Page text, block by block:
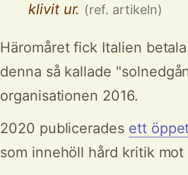
klivit ur. (ref. artikeln)
Häromåret fick Italien
denna så kallade
organisationen 2016.
2020 publicerades ett
som innehöll hård kritik mot